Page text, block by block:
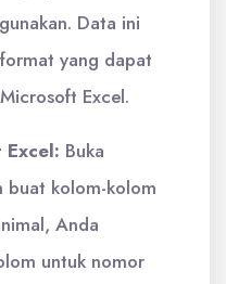
Data ini
yang dapat
Excel.
Buka
buat kolom-kolom
Anda
untuk nomor